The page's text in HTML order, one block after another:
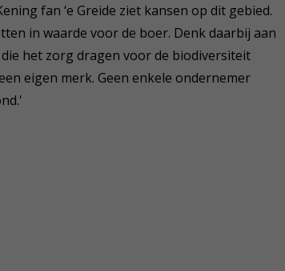
fan ‘e Greide ziet kansen op dit gebied.
in waarde voor de boer. Denk daarbij aan
het zorg dragen voor de biodiversiteit
eigen merk. Geen enkele ondernemer